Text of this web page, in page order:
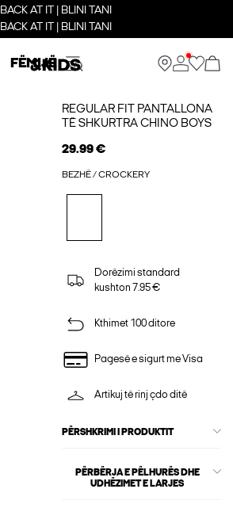
BACK AT IT | BLINI TANI
BACK AT IT | BLINI TANI
FËMIJË
REGULAR FIT PANTALLONA
TË SHKURTRA CHINO BOYS
29.99 €
BEZHË / CROCKERY
Dorëzimi standard
kushton 7.95 €
Kthimet 100 ditore
Pagesë e sigurt me Visa
Artikuj të rinj çdo ditë
PËRSHKRIMI I PRODUKTIT
PËRBËRJA E PËLHURËS DHE
UDHËZIMET E LARJES